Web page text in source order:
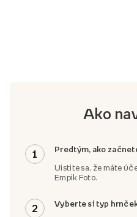
Ako
1 Predtým, ako
Uistite sa, že máte
Empik Foto.
2 Vyberte si typ